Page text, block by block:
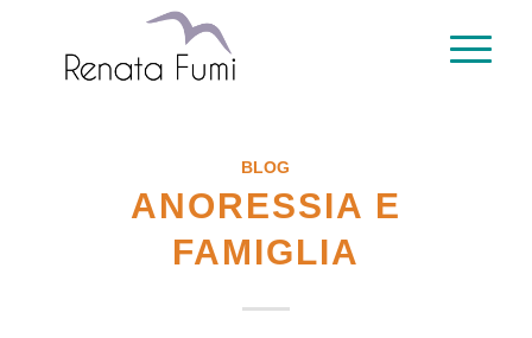
BLOG
ANORESSIA E
FAMIGLIA